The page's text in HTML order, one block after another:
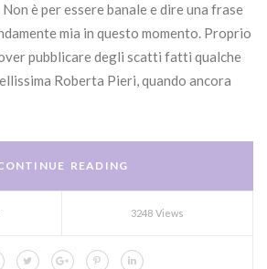
è per essere banale e dire una frase
mia in questo momento. Proprio
pubblicare degli scatti fatti qualche
Roberta Pieri, quando ancora
READING
3248 Views